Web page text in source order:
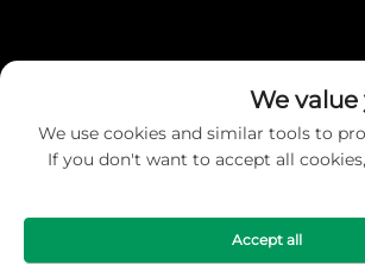
حقوق الطبع والنشر © 2026 شركة ونزهو شانغنوو للطاقة الجديدة المحدودة. جميع
محفوظة. |سياسة الخصوصية
We
We use cookies and similar tools to
If you don't want to accept all
Accept all